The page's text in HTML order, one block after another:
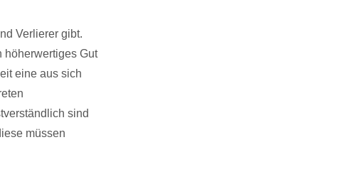
Verlierer gibt.
höherwertiges Gut
eine aus sich
sind
müssen